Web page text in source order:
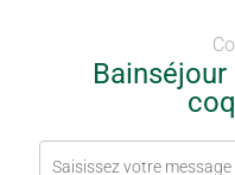
Bainséjour